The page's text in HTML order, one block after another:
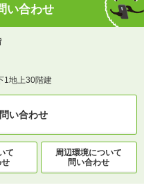
2項目！
い合わせ
1地上30階建
て
間取り・設備を
い合わせ
1地上30階建
い合わせ
て
せ
周辺環境について
問い合わせ